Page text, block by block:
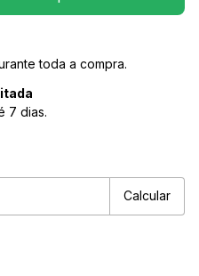
toda a compra.
7 dias.
Calcular